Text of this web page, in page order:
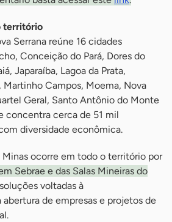
território
Serrana reúne 16 cidades
Conceição do Pará, Dores do
Japaraíba, Lagoa da Prata,
Martinho Campos, Moema, Nova
Geral, Santo Antônio do Monte
concentra cerca de 51 mil
diversidade econômica.
Minas ocorre em todo o território por
Sebrae e das Salas Mineiras do
voltadas à
de empresas e projetos de